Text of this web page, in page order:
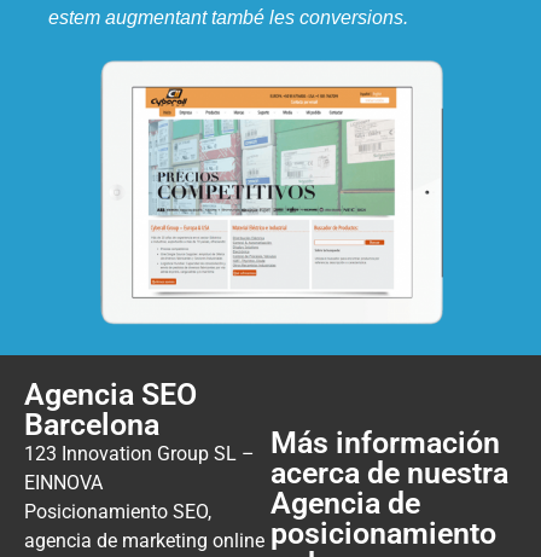
estem augmentant també les conversions.
Agencia SEO
Barcelona
123 Innovation Group SL –
EINNOVA
Posicionamiento SEO,
agencia de marketing online
Más información
acerca de nuestra
Agencia de
posicionamiento